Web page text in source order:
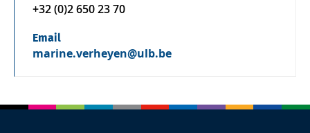
+32 (0)2 650 23 70
Email
marine.verheyen@ulb.be